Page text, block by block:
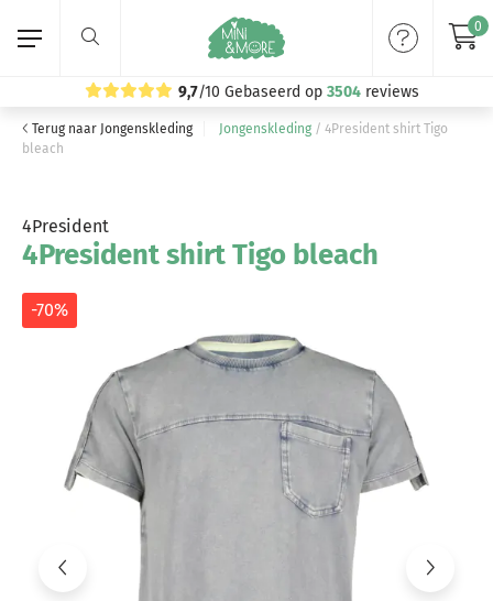
9,7/10 Gebaseerd op 3504 reviews
0
Jongenskleding
Merken
Volg ons:
Terug naar Jongenskleding Jongenskleding / 4President shirt Tigo
bleach
4President
4President shirt Tigo bleach
-70%